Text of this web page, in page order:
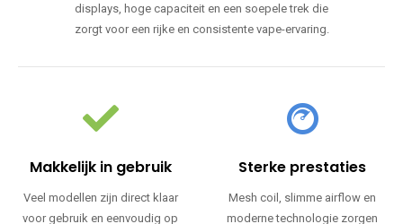
displays, hoge capaciteit en een soepele trek die
zorgt voor een rijke en consistente vape-ervaring.
Makkelijk in gebruik
Veel modellen zijn direct klaar
voor gebruik en eenvoudig op
Sterke prestaties
Mesh coil, slimme airflow en
moderne technologie zorgen